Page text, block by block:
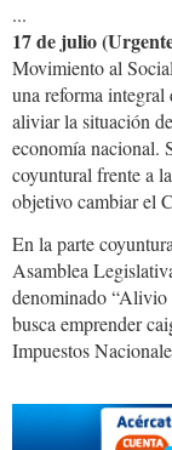
...
17 de julio
Movimiento al
una reforma
aliviar la situación
economía nacional.
coyuntural frente a
objetivo cambiar el
En la parte
Asamblea
denominado “Alivio
busca emprender
Impuestos